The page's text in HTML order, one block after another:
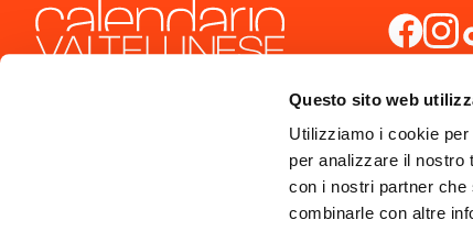
Questo sito web
Utilizziamo i cookie
per analizzare il nostro
con i nostri partner che
combinarle con altre